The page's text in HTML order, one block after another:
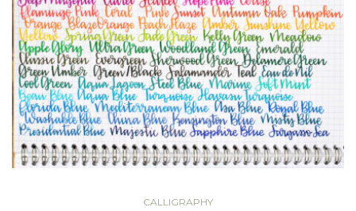
CALLIGRAPHY